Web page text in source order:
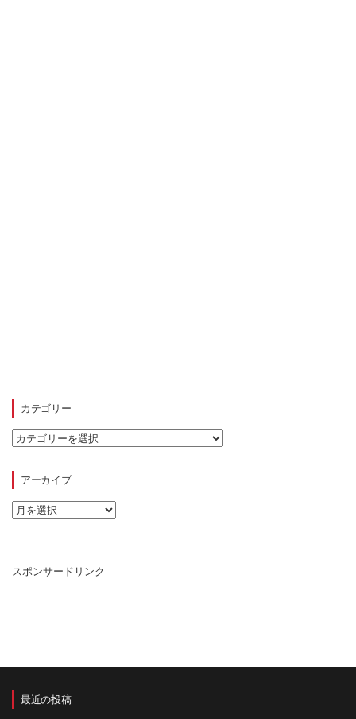
カテゴリー
カ
テ
ー
アーカイブ
ア
ー
スポンサードリンク
最近の投稿